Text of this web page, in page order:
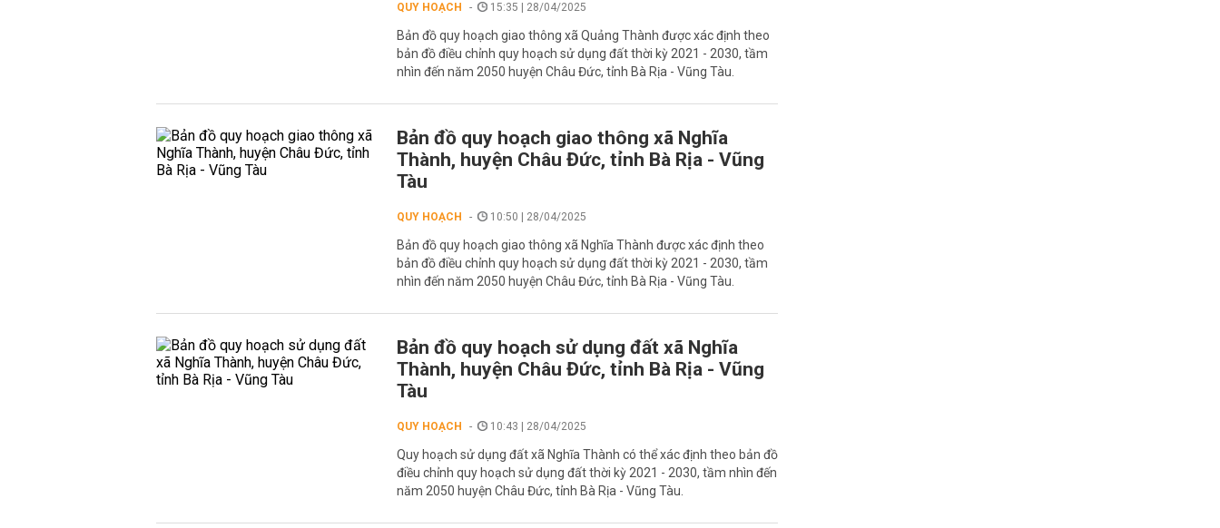
QUY HOẠCH 15:35 | 28/04/2025
Bản đồ quy hoạch giao thông xã Quảng Thành được xác định theo
bản đồ điều chỉnh quy hoạch sử dụng đất thời kỳ 2021 - 2030, tầm
nhìn đến năm 2050 huyện Châu Đức, tỉnh Bà Rịa - Vũng Tàu.
Bản đồ quy hoạch giao thông xã Nghĩa
Thành, huyện Châu Đức, tỉnh Bà Rịa - Vũng
Tàu
QUY HOẠCH 10:50 | 28/04/2025
Bản đồ quy hoạch giao thông xã Nghĩa Thành được xác định theo
bản đồ điều chỉnh quy hoạch sử dụng đất thời kỳ 2021 - 2030, tầm
nhìn đến năm 2050 huyện Châu Đức, tỉnh Bà Rịa - Vũng Tàu.
Bản đồ quy hoạch sử dụng đất xã Nghĩa
Thành, huyện Châu Đức, tỉnh Bà Rịa - Vũng
Tàu
QUY HOẠCH 10:43 | 28/04/2025
Quy hoạch sử dụng đất xã Nghĩa Thành có thể xác định theo bản đồ
điều chỉnh quy hoạch sử dụng đất thời kỳ 2021 - 2030, tầm nhìn đến
năm 2050 huyện Châu Đức, tỉnh Bà Rịa - Vũng Tàu.